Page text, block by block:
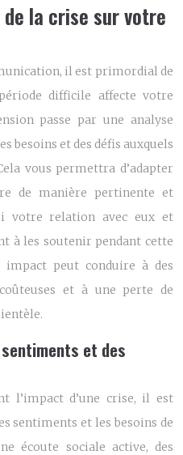
la crise sur votre
il est primordial de
difficile affecte votre
passe par une analyse
besoins et des défis auxquels
vous permettra d’adapter
de manière pertinente et
votre relation avec eux et
à les soutenir pendant cette
peut conduire à des
et à une perte de
et des
l’impact d’une crise, il est
sentiments et les besoins de
écoute sociale active, des